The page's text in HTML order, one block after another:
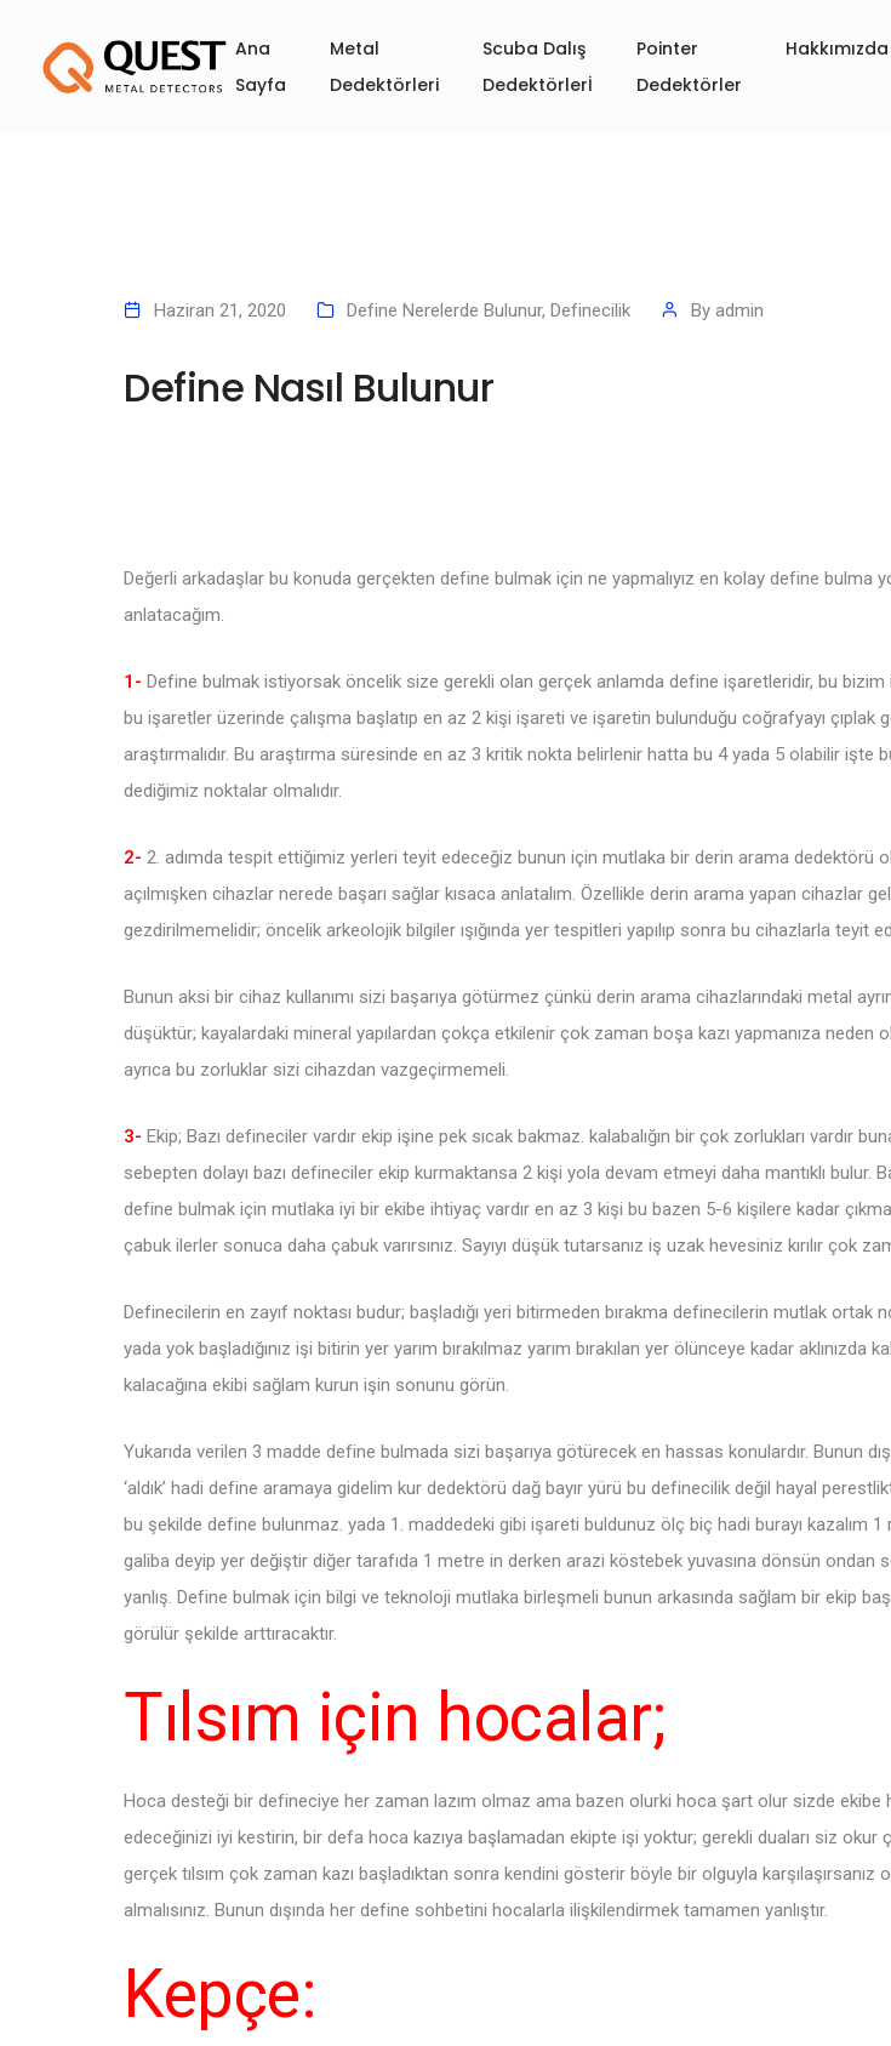
Ana
Sayfa
Metal
Dedektörleri
Scuba Dalış
Dedektörlerİ
Pointer
Dedektörler
Hakkımızda
Haziran 21, 2020 Define Nerelerde Bulunur, Definecilik By admin
Define Nasıl Bulunur
Değerli arkadaşlar bu konuda gerçekten define bulmak için ne yapmalıyız en kolay define bulma
anlatacağım.
1- Define bulmak istiyorsak öncelik size gerekli olan gerçek anlamda define işaretleridir, bu bizim
bu işaretler üzerinde çalışma başlatıp en az 2 kişi işareti ve işaretin bulunduğu coğrafyayı çıplak
araştırmalıdır. Bu araştırma süresinde en az 3 kritik nokta belirlenir hatta bu 4 yada 5 olabilir işte
dediğimiz noktalar olmalıdır.
2- 2. adımda tespit ettiğimiz yerleri teyit edeceğiz bunun için mutlaka bir derin arama dedektörü
açılmışken cihazlar nerede başarı sağlar kısaca anlatalım. Özellikle derin arama yapan cihazlar
gezdirilmemelidir; öncelik arkeolojik bilgiler ışığında yer tespitleri yapılıp sonra bu cihazlarla teyit
Bunun aksi bir cihaz kullanımı sizi başarıya götürmez çünkü derin arama cihazlarındaki metal
düşüktür; kayalardaki mineral yapılardan çokça etkilenir çok zaman boşa kazı yapmanıza neden
ayrıca bu zorluklar sizi cihazdan vazgeçirmemeli.
3- Ekip; Bazı defineciler vardır ekip işine pek sıcak bakmaz. kalabalığın bir çok zorlukları vardır
sebepten dolayı bazı defineciler ekip kurmaktansa 2 kişi yola devam etmeyi daha mantıklı bulur.
define bulmak için mutlaka iyi bir ekibe ihtiyaç vardır en az 3 kişi bu bazen 5-6 kişilere kadar
çabuk ilerler sonuca daha çabuk varırsınız. Sayıyı düşük tutarsanız iş uzak hevesiniz kırılır çok
Definecilerin en zayıf noktası budur; başladığı yeri bitirmeden bırakma definecilerin mutlak ortak
yada yok başladığınız işi bitirin yer yarım bırakılmaz yarım bırakılan yer ölünceye kadar aklınızda
kalacağına ekibi sağlam kurun işin sonunu görün.
Yukarıda verilen 3 madde define bulmada sizi başarıya götürecek en hassas konulardır. Bunun
‘aldık’ hadi define aramaya gidelim kur dedektörü dağ bayır yürü bu definecilik değil hayal
bu şekilde define bulunmaz. yada 1. maddedeki gibi işareti buldunuz ölç biç hadi burayı kazalım
galiba deyip yer değiştir diğer tarafıda 1 metre in derken arazi köstebek yuvasına dönsün ondan
yanlış. Define bulmak için bilgi ve teknoloji mutlaka birleşmeli bunun arkasında sağlam bir ekip
görülür şekilde arttıracaktır.
Tılsım için hocalar;
Hoca desteği bir defineciye her zaman lazım olmaz ama bazen olurki hoca şart olur sizde ekibe
edeceğinizi iyi kestirin, bir defa hoca kazıya başlamadan ekipte işi yoktur; gerekli duaları siz okur
gerçek tılsım çok zaman kazı başladıktan sonra kendini gösterir böyle bir olguyla
almalısınız. Bunun dışında her define sohbetini hocalarla ilişkilendirmek tamamen yanlıştır.
Kepçe: